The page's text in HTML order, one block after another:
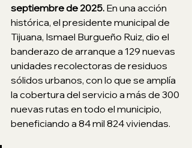
septiembre de 2025. En una acción
histórica, el presidente municipal de
Tijuana, Ismael Burgueño Ruiz, dio el
banderazo de arranque a 129 nuevas
unidades recolectoras de residuos
sólidos urbanos, con lo que se amplía
la cobertura del servicio a más de 300
nuevas rutas en todo el municipio,
beneficiando a 84 mil 824 viviendas.